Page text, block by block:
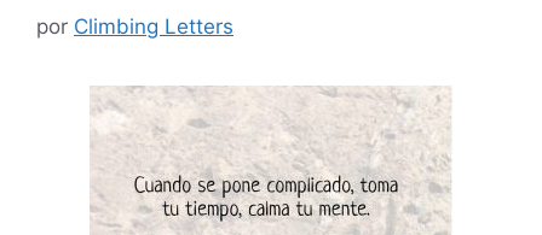
por Climbing Letters